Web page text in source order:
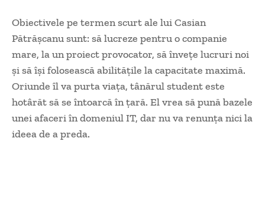
Obiectivele pe termen scurt ale lui Casian
Pătrăşcanu sunt: să lucreze pentru o companie
mare, la un proiect provocator, să înveţe lucruri noi
şi să îşi folosească abilităţile la capacitate maximă.
Oriunde îl va purta viaţa, tânărul student este
hotârăt să se întoarcă în ţară. El vrea să pună bazele
unei afaceri în domeniul IT, dar nu va renunţa nici la
ideea de a preda.